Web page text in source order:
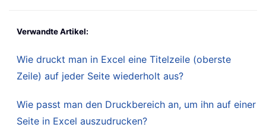
Verwandte Artikel:
Wie druckt man in Excel eine Titelzeile (oberste
Zeile) auf jeder Seite wiederholt aus?
Wie passt man den Druckbereich an, um ihn auf einer
Seite in Excel auszudrucken?